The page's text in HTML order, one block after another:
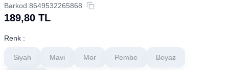
Barkod:8649532265868
189,80 TL
Renk :
Siyah Mavi Mor Pembe Beyaz